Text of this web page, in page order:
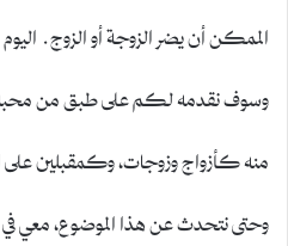
الممكن أن يضر الزوجة أو الزوج.
وسوف نقدمه لكم على طبق من
منه كأزواج وزوجات، وكمقبلين على
وحتى نتحدث عن هذا الموضوع، معي في